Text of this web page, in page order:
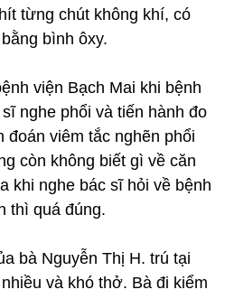
từng chút không khí, có
bình ôxy.
viện Bạch Mai khi bệnh
nghe phổi và tiến hành đo
đoán viêm tắc nghẽn phổi
còn không biết gì về căn
khi nghe bác sĩ hỏi về bệnh
thì quá đúng.
bà Nguyễn Thị H. trú tại
và khó thở. Bà đi kiểm